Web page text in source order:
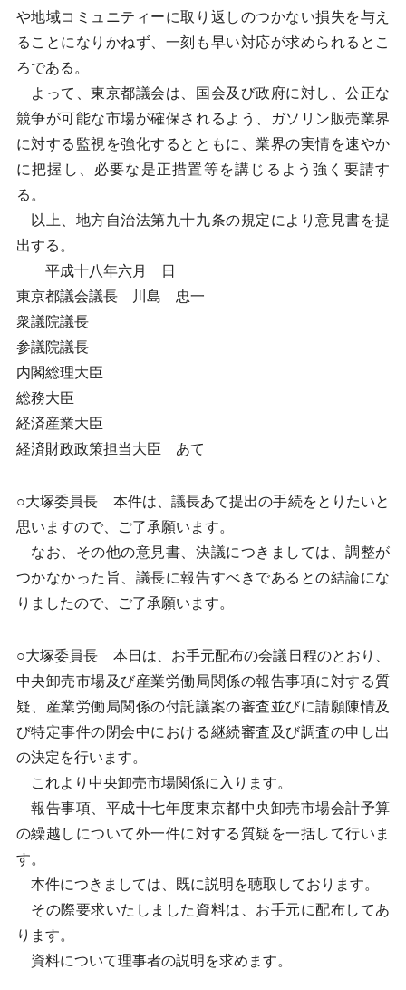
や地域コミュニティーに取り返しのつかない損失を与え
ることになりかねず、一刻も早い対応が求められるとこ
ろである。
よって、東京都議会は、国会及び政府に対し、公正な
競争が可能な市場が確保されるよう、ガソリン販売業界
に対する監視を強化するとともに、業界の実情を速やか
に把握し、必要な是正措置等を講じるよう強く要請す
る。
以上、地方自治法第九十九条の規定により意見書を提
出する。
平成十八年六月 日
東京都議会議長 川島 忠一
衆議院議長
参議院議長
内閣総理大臣
総務大臣
経済産業大臣
経済財政政策担当大臣 あて
○大塚委員長 本件は、議長あて提出の手続をとりたいと
思いますので、ご了承願います。
なお、その他の意見書、決議につきましては、調整が
つかなかった旨、議長に報告すべきであるとの結論にな
りましたので、ご了承願います。
○大塚委員長 本日は、お手元配布の会議日程のとおり、
中央卸売市場及び産業労働局関係の報告事項に対する質
疑、産業労働局関係の付託議案の審査並びに請願陳情及
び特定事件の閉会中における継続審査及び調査の申し出
の決定を行います。
これより中央卸売市場関係に入ります。
報告事項、平成十七年度東京都中央卸売市場会計予算
の繰越しについて外一件に対する質疑を一括して行いま
す。
本件につきましては、既に説明を聴取しております。
その際要求いたしました資料は、お手元に配布してあ
ります。
資料について理事者の説明を求めます。